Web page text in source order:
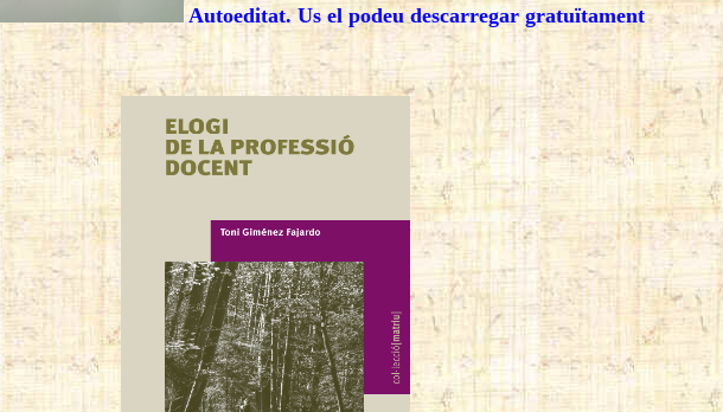
Autoeditat. Us el podeu descarregar gratuïtament